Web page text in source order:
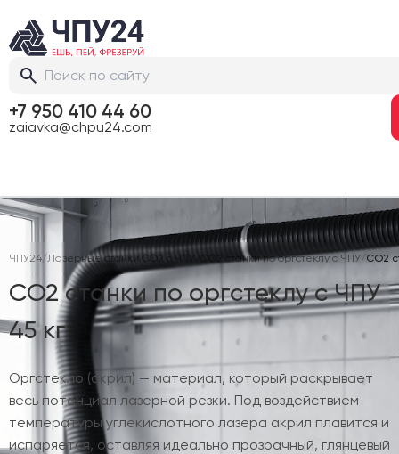
+7 950 410 44 60
zaiavka@chpu24.com
ЧПУ24/Лазерные станки CO2 с ЧПУ CO2 станки по оргстеклу с ЧПУ/CO2
CO2 станки по оргстеклу с ЧПУ
45 кг
Оргстекло (акрил) — материал, который раскрывает
весь потенциал лазерной резки. Под воздействием
температуры углекислотного лазера акрил плавится и
испаряется, оставляя идеально прозрачный, глянцевый